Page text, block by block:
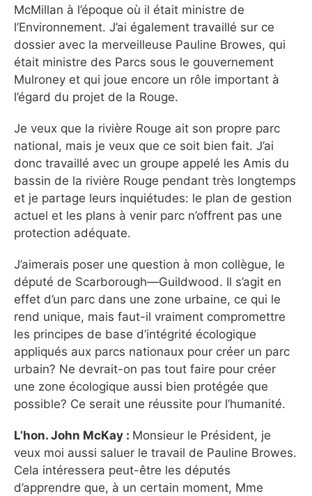
McMillan à l’époque où il était ministre de
l’Environnement. J’ai également travaillé sur ce
dossier avec la merveilleuse Pauline Browes, qui
était ministre des Parcs sous le gouvernement
Mulroney et qui joue encore un rôle important à
l’égard du projet de la Rouge.
Je veux que la rivière Rouge ait son propre parc
national, mais je veux que ce soit bien fait. J’ai
donc travaillé avec un groupe appelé les Amis du
bassin de la rivière Rouge pendant très longtemps
et je partage leurs inquiétudes: le plan de gestion
actuel et les plans à venir parc n’offrent pas une
protection adéquate.
J’aimerais poser une question à mon collègue, le
député de Scarborough—Guildwood. Il s’agit en
effet d’un parc dans une zone urbaine, ce qui le
rend unique, mais faut-il vraiment compromettre
les principes de base d’intégrité écologique
appliqués aux parcs nationaux pour créer un parc
urbain? Ne devrait-on pas tout faire pour créer
une zone écologique aussi bien protégée que
possible? Ce serait une réussite pour l’humanité.
L’hon. John McKay : Monsieur le Président, je
veux moi aussi saluer le travail de Pauline Browes.
Cela intéressera peut-être les députés
d’apprendre que, à un certain moment, Mme